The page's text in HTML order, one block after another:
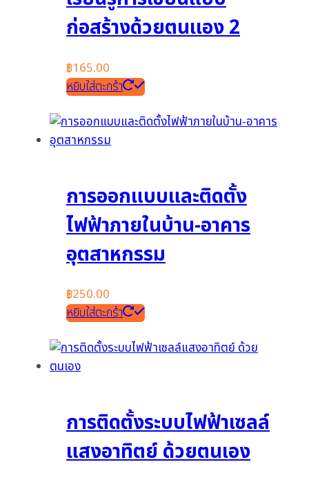
ก่อสร้างด้วยตนเเอง 2
฿165.00
หยิบใส่ตะกร้า
การออกแบบและติดตั้ง
ไฟฟ้าภายในบ้าน-อาคาร
อุตสาหกรรม
฿250.00
หยิบใส่ตะกร้า
การติดตั้งระบบไฟฟ้าเซลล์
แสงอาทิตย์ ด้วยตนเอง